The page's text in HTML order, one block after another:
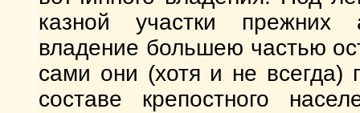
казной участки прежних
владение большею частью
сами они (хотя и не всегда)
составе крепостного